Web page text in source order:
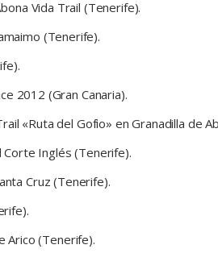
Vida Trail (Tenerife).
(Tenerife).
2012 (Gran Canaria).
«Ruta del Gofio» en Granadilla de
Inglés (Tenerife).
Cruz (Tenerife).
Arico (Tenerife).